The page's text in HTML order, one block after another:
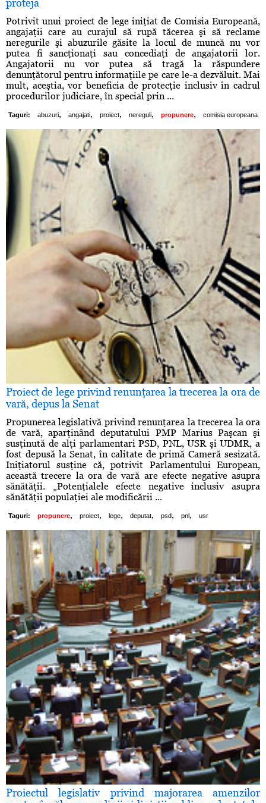
proteja
Potrivit unui proiect de lege iniţiat de Comisia Europeană,
angajaţii care au curajul să rupă tăcerea şi să reclame
neregurile şi abuzurile găsite la locul de muncă nu vor
putea fi sancţionaţi sau concediaţi de angajatorii lor.
Angajatorii nu vor putea să tragă la răspundere
denunţătorul pentru informaţiile pe care le-a dezvăluit. Mai
mult, aceştia, vor beneficia de protecţie inclusiv în cadrul
procedurilor judiciare, în special prin ...
Taguri: abuzuri, angajati, proiect, nereguli, propunere, comisia europeana
Proiect de lege privind renunţarea la trecerea la ora de
vară, depus la Senat
Propunerea legislativă privind renunţarea la trecerea la ora
de vară, aparţinând deputatului PMP Marius Paşcan şi
susţinută de alţi parlamentari PSD, PNL, USR şi UDMR, a
fost depusă la Senat, în calitate de primă Cameră sesizată.
Iniţiatorul susţine că, potrivit Parlamentului European,
această trecere la ora de vară are efecte negative asupra
sănătăţii. „Potenţialele efecte negative inclusiv asupra
sănătăţii populaţiei ale modificării ...
Taguri: propunere, proiect, lege, deputat, psd, pnl , usr
Proiectul legislativ privind majorarea amenzilor